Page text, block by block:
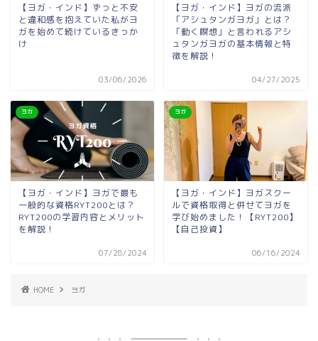
【ヨガ・インド】ずっと不安
と違和感を抱えていた私がヨ
ガを始めて続けているきっか
け
03/06/2026
【ヨガ・インド】ヨガの流派
「アシュタンガヨガ」とは？
「動く瞑想」と言われるアシ
ュタンガヨガの基本情報と特
徴を解説！
04/27/2025
ヨガ
【ヨガ・インド】ヨガで最も
一般的な資格RYT200とは？
RYT200の学習内容とメリット
を解説！
07/28/2024
ヨガ
【ヨガ・インド】ヨガスクー
ルで資格取得と併せてヨガを
学び始めました！【RYT200】
【自己投資】
06/16/2024
HOME ヨガ